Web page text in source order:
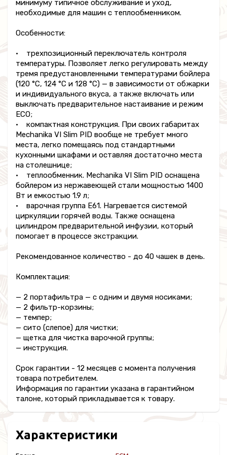
минимуму типичное обслуживание и уход,
необходимые для машин с теплообменником.
Особенности:
• трехпозиционный переключатель контроля
температуры. Позволяет легко регулировать между
тремя предустановленными температурами бойлера
(120 °C, 124 °C и 128 °C) — в зависимости от обжарки
и индивидуального вкуса, а также включать или
выключать предварительное настаивание и режим
ECO;
• компактная конструкция. При своих габаритах
Mechanika VI Slim PID вообще не требует много
места, легко помещаясь под стандартными
кухонными шкафами и оставляя достаточно места
на столешнице;
• теплообменник. Mechanika VI Slim PID оснащена
бойлером из нержавеющей стали мощностью 1400
Вт и емкостью 1.9 л;
• варочная группа E61. Нагревается системой
циркуляции горячей воды. Также оснащена
цилиндром предварительной инфузии, который
помогает в процессе экстракции.
Рекомендованное количество - до 40 чашек в день.
Комплектация:
— 2 портафильтра — с одним и двумя носиками;
— 2 фильтр-корзины;
— темпер;
— сито (слепое) для чистки;
— щетка для чистка варочной группы;
— инструкция.
Срок гарантии - 12 месяцев с момента получения
товара потребителем.
Информация по гарантии указана в гарантийном
талоне, который прикладывается к товару.
Характеристики